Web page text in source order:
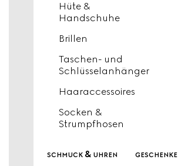
Hüte &
Handschuhe
Brillen
Taschen- und
Schlüsselanhänger
Haaraccessoires
Socken &
Strumpfhosen
schmuck & uhren geschenke